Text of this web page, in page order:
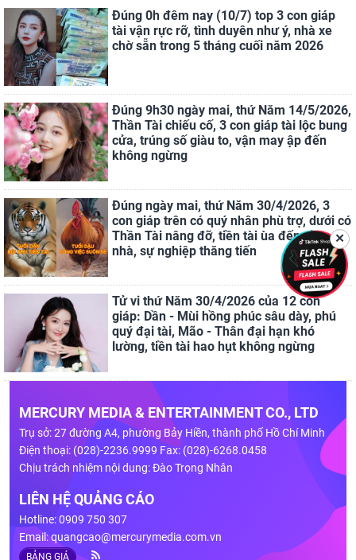
Đúng 0h đêm nay (10/7) top 3 con giáp
tài vận rực rỡ, tình duyên như ý, nhà xe
chờ sẵn trong 5 tháng cuối năm 2026
Đúng 9h30 ngày mai, thứ Năm 14/5/2026,
Thần Tài chiếu cố, 3 con giáp tài lộc bung
cửa, trúng số giàu to, vận may ập đến
không ngừng
Đúng ngày mai, thứ Năm 30/4/2026, 3
con giáp trên có quý nhân phù trợ, dưới có
Thần Tài nâng đỡ, tiền tài ùa đến đầy
nhà, sự nghiệp thăng tiến
Tử vi thứ Năm 30/4/2026 của 12 con
giáp: Dần - Mùi hồng phúc sâu dày, phú
quý đại tài, Mão - Thân đại hạn khó
lường, tiền tài hao hụt không ngừng
MERCURY MEDIA & ENTERTAINMENT CO., LTD
Trụ sở: 27 đường A4, phường Bảy Hiền, thành phố Hồ Chí Minh
Điện thoại: (028)-2236.9999 Fax: (028)-6268.0458
Chịu trách nhiệm nội dung: Đào Trọng Nhân
LIÊN HỆ QUẢNG CÁO
Hotline: 0909 750 307
Email:quangcao@mercurymedia.com.vn
BẢNG GIÁ
✕